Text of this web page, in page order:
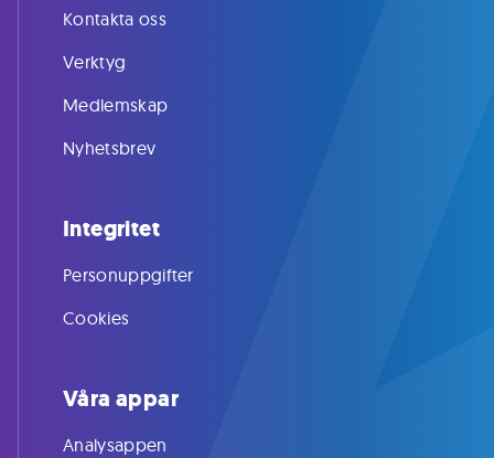
Kontakta oss
Verktyg
Medlemskap
Nyhetsbrev
Integritet
Personuppgifter
Cookies
Våra appar
Analysappen